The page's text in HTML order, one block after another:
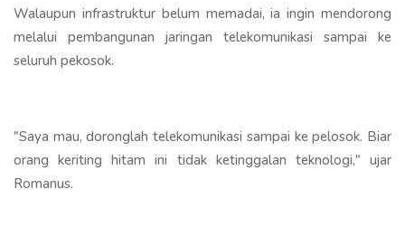
Walaupun infrastruktur belum memadai, ia ingin mendorong
melalui pembangunan jaringan telekomunikasi sampai ke
seluruh pekosok.
"Saya mau, doronglah telekomunikasi sampai ke pelosok. Biar
orang keriting hitam ini tidak ketinggalan teknologi," ujar
Romanus.